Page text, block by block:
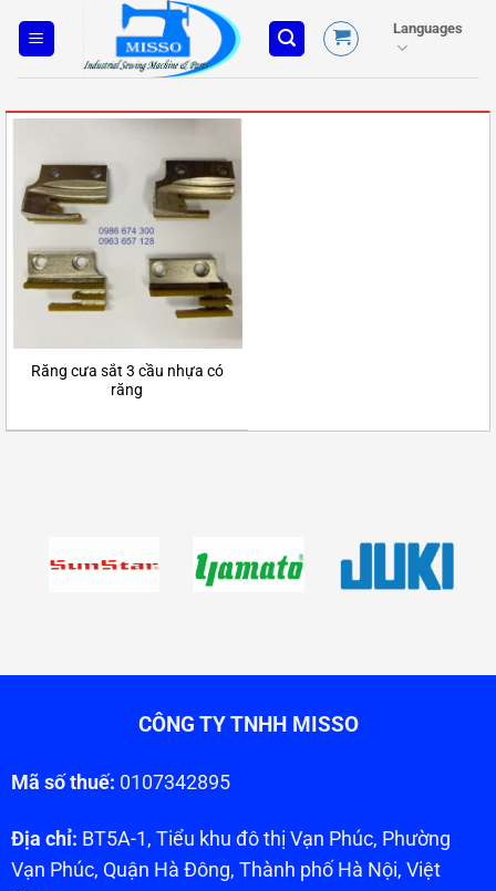
Languages
Răng cưa sắt 3 cầu nhựa có
răng
CÔNG TY TNHH MISSO
Mã số thuế: 0107342895
Địa chỉ: BT5A-1, Tiểu khu đô thị Vạn Phúc, Phường
Vạn Phúc, Quận Hà Đông, Thành phố Hà Nội, Việt